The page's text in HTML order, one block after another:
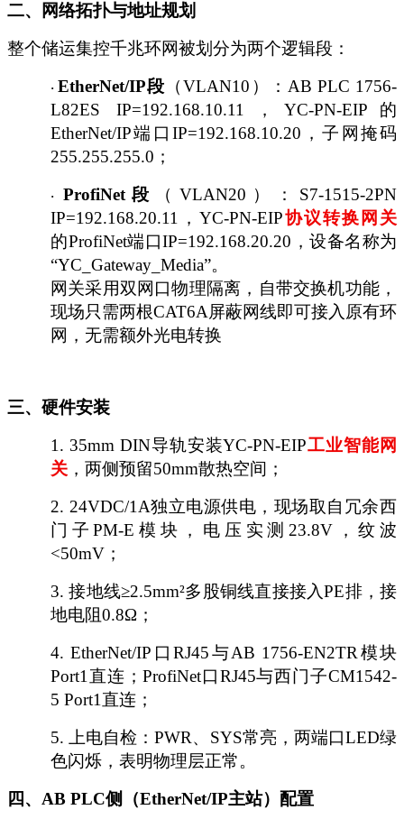
二、网络拓扑与地址规划
整个储运集控千兆环网被划分为两个逻辑段：
·EtherNet/IP段 （VLAN10）：AB PLC 1756-
L82ES IP=192.168.10.11，YC-PN-EIP的
EtherNet/IP端口IP=192.168.10.20，子网掩码
255.255.255.0；
·ProfiNet段 （ VLAN20）：S7-1515-2PN
IP=192.168.20.11，YC-PN-EIP协议转换网关
的ProfiNet端口IP=192.168.20.20，设备名称为
“YC_Gateway_Media”。
网关采用双网口物理隔离，自带交换机功能，
现场只需两根CAT6A屏蔽网线即可接入原有环
网，无需额外光电转换
三、硬件安装
1. 35mm DIN导轨安装YC-PN-EIP工业智能网
关 ，两侧预留50mm散热空间；
2. 24VDC/1A独立电源供电，现场取自冗余西
门子PM-E模块，电压实测23.8V，纹波
<50mV；
3.接地线≥2.5mm²多股铜线直接接入PE排，接
地电阻0.8Ω；
4.EtherNet/IP口RJ45与AB 1756-EN2TR模块
Port1直连；ProfiNet口RJ45与西门子CM1542-
5 Port1直连；
5.
上电自检：PWR、SYS常亮，两端口LED绿
色闪烁，表明物理层正常。
四、 AB PLC侧（EtherNet/IP主站）配置